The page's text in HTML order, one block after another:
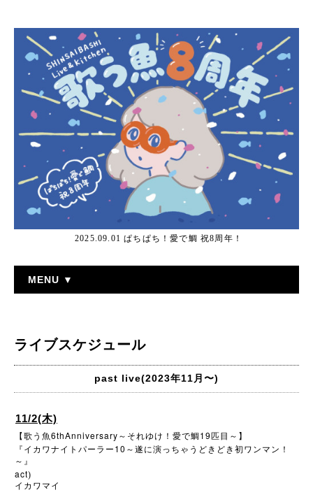
2025.09.01 ぱちぱち！愛で鯛 祝8周年！
MENU ▼
ライブスケジュール
past live(2023年11月〜)
11/2(木)
【歌う魚6thAnniversary ～それゆけ！愛で鯛 19 匹目～】
『イカワナイトパーラー 10 ～遂に演っちゃうどきどき初ワンマン！
～』
act)
イカワマイ